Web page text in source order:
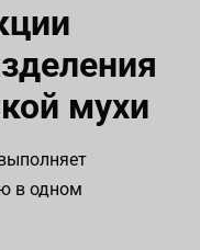
мухи
в одном